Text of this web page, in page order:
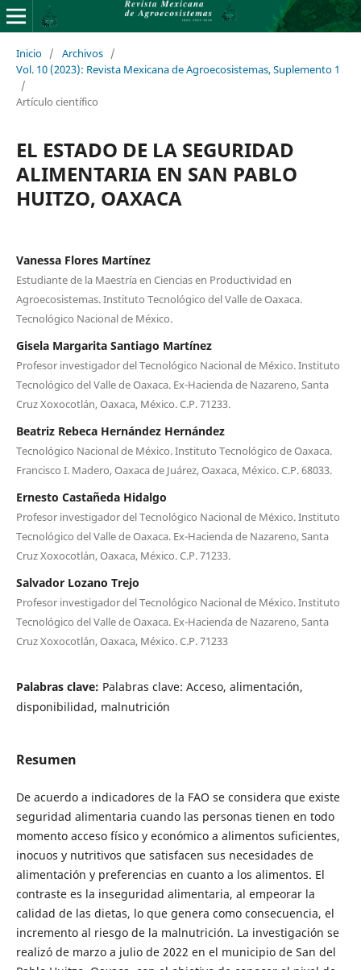
Inicio / Archivos /
Vol. 10 (2023): Revista Mexicana de Agroecosistemas, Suplemento 1
/
Artículo científico
EL ESTADO DE LA SEGURIDAD
ALIMENTARIA EN SAN PABLO
HUITZO, OAXACA
Vanessa Flores Martínez
Estudiante de la Maestría en Ciencias en Productividad en
Agroecosistemas. Instituto Tecnológico del Valle de Oaxaca.
Tecnológico Nacional de México.
Gisela Margarita Santiago Martínez
Profesor investigador del Tecnológico Nacional de México. Instituto
Tecnológico del Valle de Oaxaca. Ex-Hacienda de Nazareno, Santa
Cruz Xoxocotlán, Oaxaca, México. C.P. 71233.
Beatriz Rebeca Hernández Hernández
Tecnológico Nacional de México. Instituto Tecnológico de Oaxaca.
Francisco I. Madero, Oaxaca de Juárez, Oaxaca, México. C.P. 68033.
Ernesto Castañeda Hidalgo
Profesor investigador del Tecnológico Nacional de México. Instituto
Tecnológico del Valle de Oaxaca. Ex-Hacienda de Nazareno, Santa
Cruz Xoxocotlán, Oaxaca, México. C.P. 71233.
Salvador Lozano Trejo
Profesor investigador del Tecnológico Nacional de México. Instituto
Tecnológico del Valle de Oaxaca. Ex-Hacienda de Nazareno, Santa
Cruz Xoxocotlán, Oaxaca, México. C.P. 71233
Palabras clave: Palabras clave: Acceso, alimentación,
disponibilidad, malnutrición
Resumen
De acuerdo a indicadores de la FAO se considera que existe
seguridad alimentaria cuando las personas tienen en todo
momento acceso físico y económico a alimentos suficientes,
inocuos y nutritivos que satisfacen sus necesidades de
alimentación y preferencias en cuanto a los alimentos. El
contraste es la inseguridad alimentaria, al empeorar la
calidad de las dietas, lo que genera como consecuencia, el
incremento al riesgo de la malnutrición. La investigación se
realizó de marzo a julio de 2022 en el municipio de San del